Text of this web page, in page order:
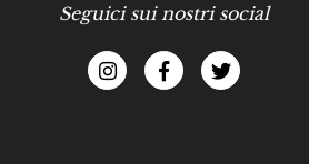
Seguici sui nostri social